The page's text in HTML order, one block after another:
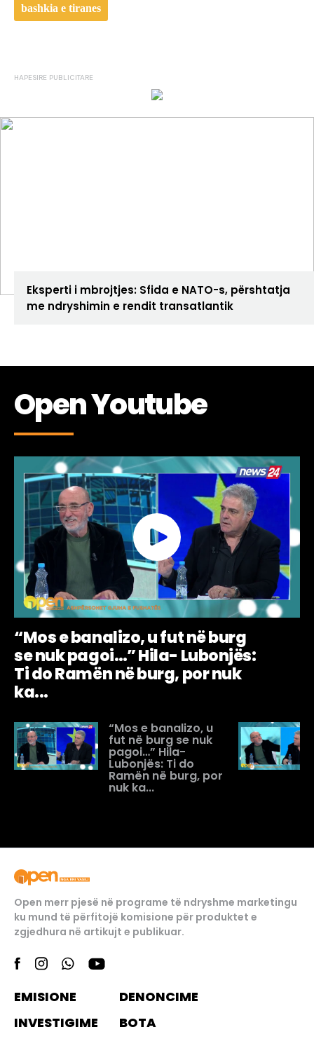
bashkia e tiranes
Eksperti i mbrojtjes: Sfida e NATO-s, përshtatja
me ndryshimin e rendit transatlantik
Open Youtube
“Mos e banalizo, u fut në burg
se nuk pagoi…” Hila- Lubonjës:
Ti do Ramën në burg, por nuk
ka...
“Mos e banalizo, u
fut në burg se nuk
pagoi…” Hila-
Lubonjës: Ti do
Ramën në burg, por
nuk ka...
Open merr pjesë në programe të ndryshme marketingu
ku mund të përfitojë komisione për produktet e
zgjedhura në artikujt e publikuar.
EMISIONE
INVESTIGIME
DENONCIME
BOTA